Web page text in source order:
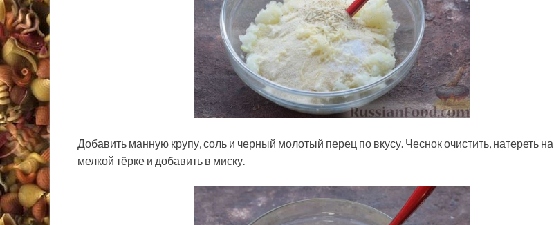
Добавить манную крупу, соль и черный молотый перец по вкусу. Чеснок очистить, натереть на
мелкой тёрке и добавить в миску.